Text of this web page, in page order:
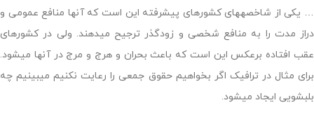
… یکی از شاخصه‎های کشورهای پیشرفته این است که آنها منافع عمومی و
دراز مدت را به منافع شخصی و زودگذر ترجیح می‏دهند. ولی در کشورهای
عقب افتاده برعکس این است که باعث بحران و هرج و مرج در آنها می‎شود.
برای مثال در ترافیک اگر بخواهیم حقوق جمعی را رعایت نکنیم می‎بینیم چه
بلبشویی ایجاد می‎شود.